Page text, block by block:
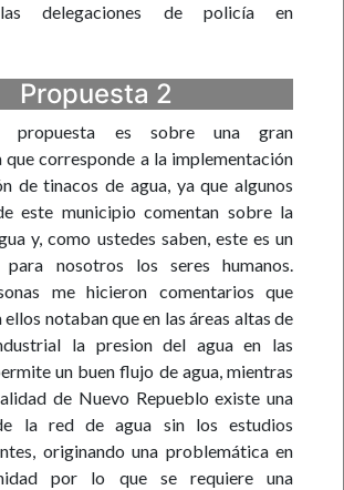
delegaciones de policía en
Propuesta 2
propuesta es sobre una gran
corresponde a la implementación
de tinacos de agua, ya que algunos
este municipio comentan sobre la
y, como ustedes saben, este es un
nosotros los seres humanos.
me hicieron comentarios que
notaban que en las áreas altas de
la presion del agua en las
un buen flujo de agua, mientras
de Nuevo Repueblo existe una
la red de agua sin los estudios
originando una problemática en
por lo que se requiere una